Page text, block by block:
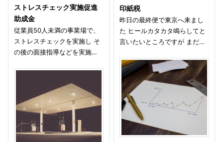
ストレスチェック実施促進
助成金
従業員50人未満の事業場で、
ストレスチェックを実施し そ
の後の面接指導などを実施…
印紙税
昨日の最終便で東京へ来まし
た ヒールカタカタ鳴らしてと
言いたいところですが まだ…